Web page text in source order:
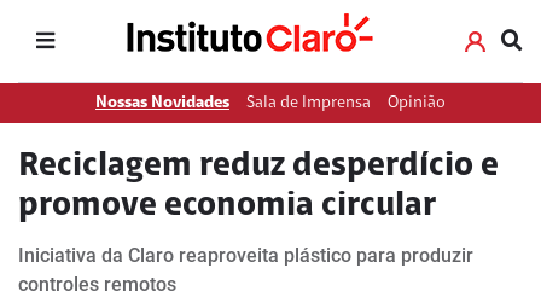
Nossas Novidades Sala de Imprensa Opinião
Reciclagem reduz desperdício e
promove economia circular
Iniciativa da Claro reaproveita plástico para produzir
controles remotos